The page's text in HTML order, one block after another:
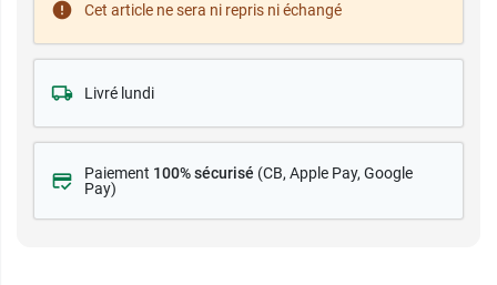
Cet article ne sera ni repris ni échangé
Livré lundi
Paiement 100% sécurisé (CB, Apple Pay, Google
Pay)